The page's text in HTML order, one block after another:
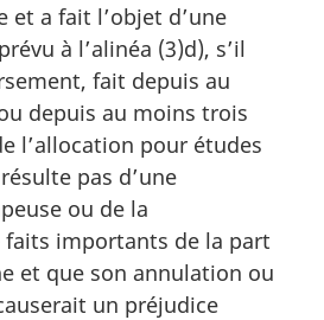
et a fait l’objet d’une
à l’alinéa (3)d), s’il
fait depuis au
depuis au moins trois
l’allocation pour études
pas d’une
ou de la
importants de la part
et que son annulation ou
un préjudice